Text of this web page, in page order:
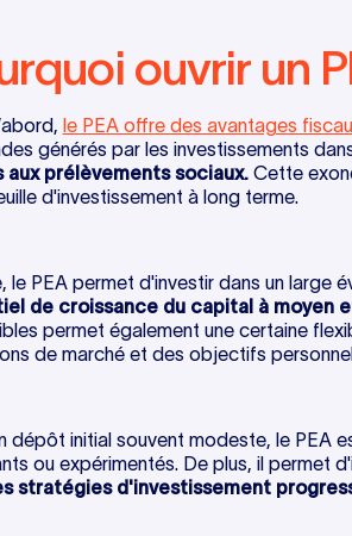
ouvrir un
le PEA offre des avantages
générés par les investissements
aux prélèvements sociaux.Cette
d'investissement à long terme.
le PEA permet d'investir dans un large
de croissance du capital à moyen
permet également une certaine
de marché et des objectifs
dépôt initial souvent modeste, le PEA
ou expérimentés. De plus, il permet
stratégies d'investissement